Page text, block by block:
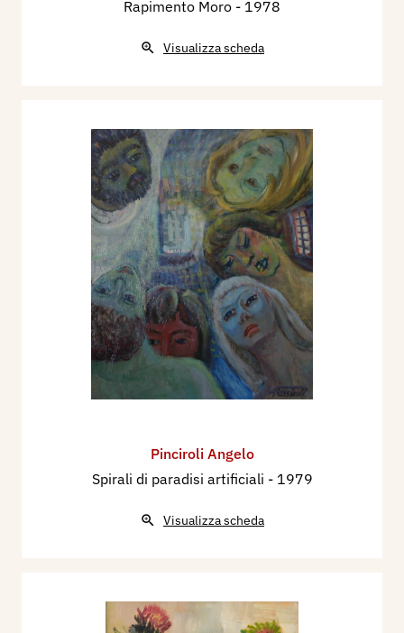
Rapimento Moro - 1978
Visualizza scheda
Pinciroli Angelo
Spirali di paradisi artificiali - 1979
Visualizza scheda